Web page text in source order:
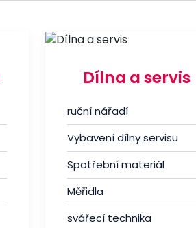
Dílna a servis
ruční nářadí
Vybavení dílny servisu
Spotřební materiál
Měřidla
svářecí technika